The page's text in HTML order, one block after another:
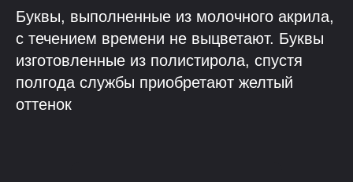
Буквы, выполненные из молочного акрила,
с течением времени не выцветают. Буквы
изготовленные из полистирола, спустя
полгода службы приобретают желтый
оттенок